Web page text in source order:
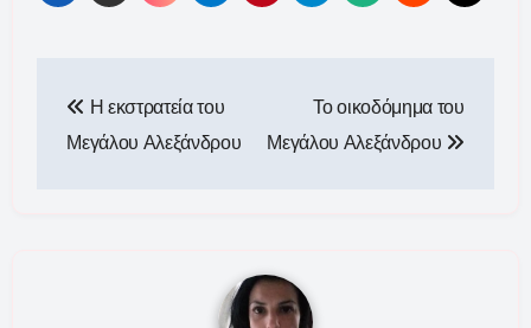
άρθρων
Η εκστρατεία του
Μεγάλου Αλεξάνδρου
Το οικοδόμημα του
Μεγάλου Αλεξάνδρου